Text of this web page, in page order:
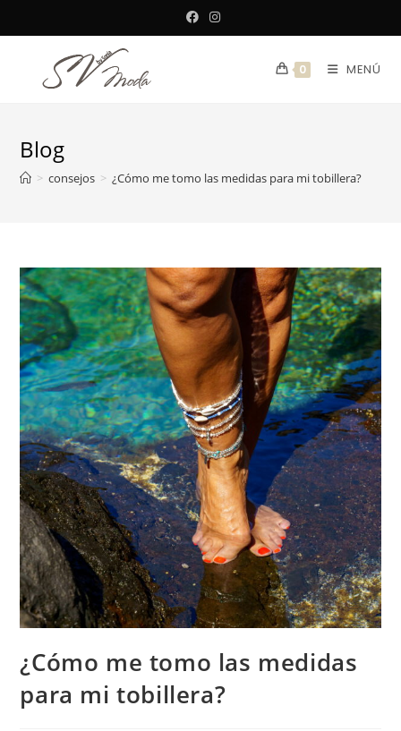
0 MENÚ
Blog
> consejos > ¿Cómo me tomo las medidas para mi tobillera?
¿Cómo me tomo las medidas
para mi tobillera?